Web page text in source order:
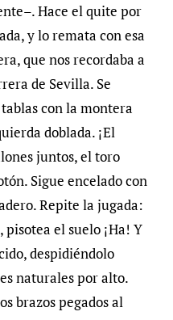
Hace el quite por
y lo remata con esa
que nos recordaba a
de Sevilla. Se
con la montera
doblada. ¡El
juntos, el toro
Sigue encelado con
Repite la jugada:
el suelo ¡Ha! Y
despidiéndolo
naturales por alto.
brazos pegados al